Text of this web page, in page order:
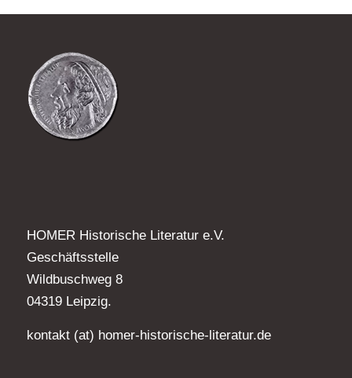
HOMER Historische Literatur e.V.
Geschäftsstelle
Wildbuschweg 8
04319 Leipzig.
kontakt (at) homer-historische-literatur.de